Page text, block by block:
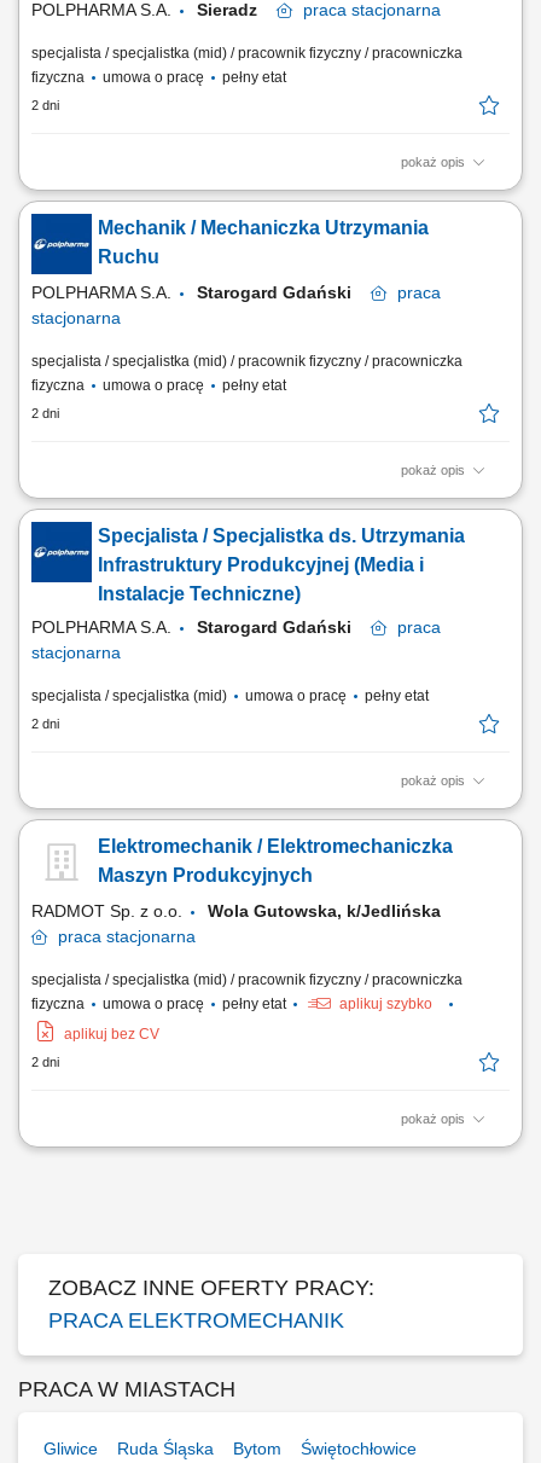
POLPHARMA S.A. Sieradz praca stacjonarna
specjalista / specjalistka (mid) / pracownik fizyczny / pracowniczka
fizyczna
umowa o pracę pełny etat
2 dni
pokaż opis
Twój zakres obowiązków: Zapewnienie ciągłej sprawności i
odpowiedniego stanu technicznego maszyn, urządzeń, instalacji i
systemów automatyki; Przeprowadzanie koniecznych napraw,
konserwacji, Przeprowadzanie przeglądów, regularnych kontroli
urządzeń i maszyn; Wykonywanie przydzielonych...
Mechanik / Mechaniczka Utrzymania
Ruchu
POLPHARMA S.A. Starogard Gdański
praca
stacjonarna
specjalista / specjalistka (mid) / pracownik fizyczny / pracowniczka
fizyczna
umowa o pracę pełny etat
2 dni
pokaż opis
Zakres obowiązków: Zapewnienie ciągłej sprawności technicznej
maszyn, urządzeń oraz infrastruktury produkcyjnej. Realizacja
bieżących napraw, przeglądów i prac konserwacyjnych. Monitorowanie
pracy instalacji automatyki, elektrycznych oraz systemów kontrolno-
pomiarowych. Wykonywanie...
Specjalista / Specjalistka ds. Utrzymania
Infrastruktury Produkcyjnej (Media i
Instalacje Techniczne)
POLPHARMA S.A. Starogard Gdański
praca
stacjonarna
specjalista / specjalistka (mid) umowa o pracę pełny etat
2 dni
pokaż opis
Zakres obowiązków: Zapewnienie sprawnego funkcjonowania
produkcyjne. Kontrola pracy instalacji pomocniczych, reagowanie na
usterki oraz wykonywanie bieżących napraw i regulacji. Współpraca
Elektromechanik / Elektromechaniczka
Maszyn Produkcyjnych
RADMOT Sp. z o.o.
Wola Gutowska, k/Jedlińska
praca stacjonarna
specjalista / specjalistka (mid) / pracownik fizyczny / pracowniczka
fizyczna
umowa o pracę pełny etat
aplikuj szybko
aplikuj bez CV
2 dni
pokaż opis
Opis stanowiska zapewnienie ciągłości pracy maszyn i urządzeń
ZOBACZ INNE OFERTY PRACY:
PRACA ELEKTROMECHANIK
PRACA W MIASTACH
Gliwice Ruda Śląska Bytom Świętochłowice